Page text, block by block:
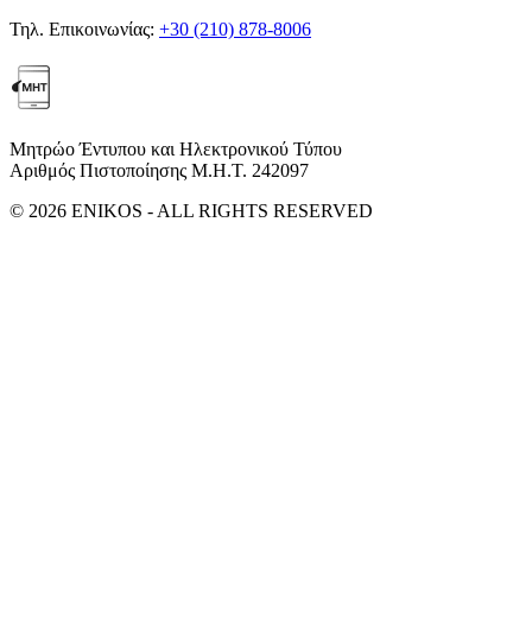
Τηλ. Επικοινωνίας: +30 (210) 878-8006
Μητρώο Έντυπου και Ηλεκτρονικού Τύπου
Αριθμός Πιστοποίησης Μ.Η.Τ. 242097
© 2026 ENIKOS - ALL RIGHTS RESERVED